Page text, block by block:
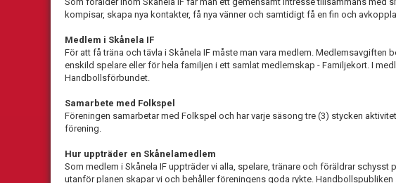
kompisar, skapa nya kontakter, få nya vänner och samtidigt få en fin och
Medlem i Skånela IF
För att få träna och tävla i Skånela IF måste man vara medlem.
enskild spelare eller för hela familjen i ett samlat medlemskap - Familjekort. I
Handbollsförbundet.
Samarbete med Folkspel
Föreningen samarbetar med Folkspel och har varje säsong tre (3) stycken
förening.
Hur uppträder en Skånelamedlem
Som medlem i Skånela IF uppträder vi alla, spelare, tränare och föräldrar
utanför planen skapar vi och behåller föreningens goda rykte.